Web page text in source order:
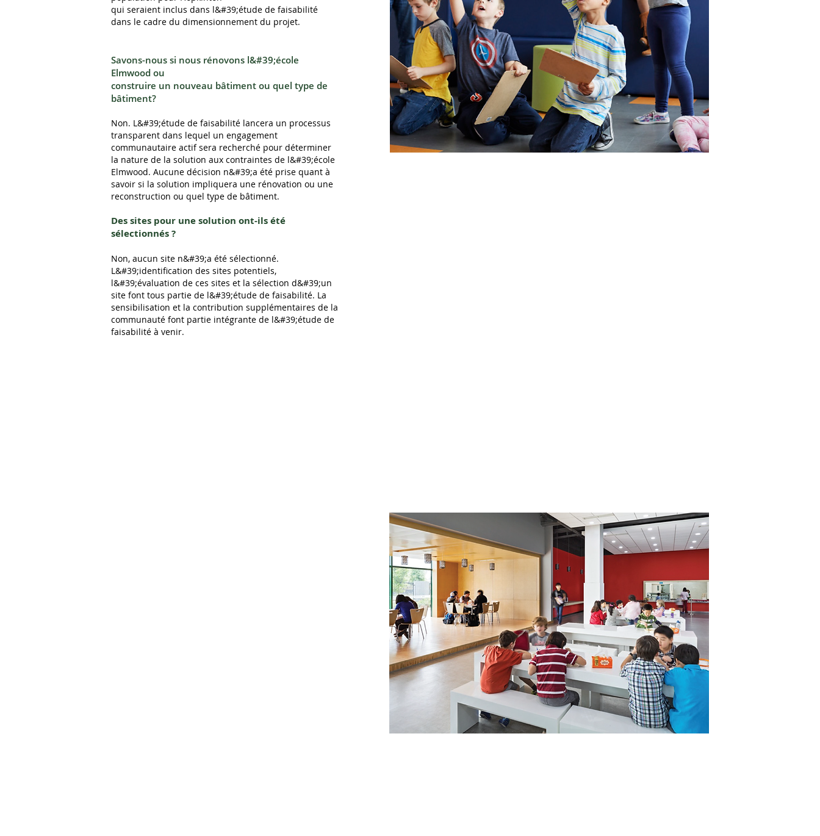
qui seraient inclus dans l&#39;étude de faisabilité
dans le cadre du dimensionnement du projet.
Savons-nous si nous rénovons l&#39;école
Elmwood ou
construire un nouveau bâtiment ou quel type de
bâtiment?
Non. L&#39;étude de faisabilité lancera un processus
transparent dans lequel un engagement
communautaire actif sera recherché pour déterminer
la nature de la solution aux contraintes de l&#39;école
Elmwood. Aucune décision n&#39;a été prise quant à
savoir si la solution impliquera une rénovation ou une
reconstruction ou quel type de bâtiment.
Des sites pour une solution ont-ils été
sélectionnés ?
Non, aucun site n&#39;a été sélectionné.
L&#39;identification des sites potentiels,
l&#39;évaluation de ces sites et la sélection d&#39;un
site font tous partie de l&#39;étude de faisabilité. La
sensibilisation et la contribution supplémentaires de la
communauté font partie intégrante de l&#39;étude de
faisabilité à venir.